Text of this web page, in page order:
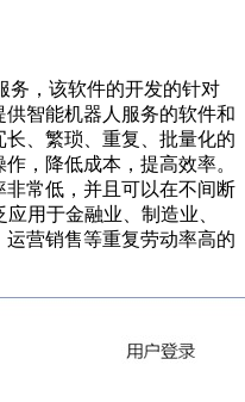
务，该软件的开发的针对
智能机器人服务的软件和
、繁琐、重复、批量化的
，降低成本，提高效率。
常低，并且可以在不间断
用于金融业、制造业、
营销售等重复劳动率高的